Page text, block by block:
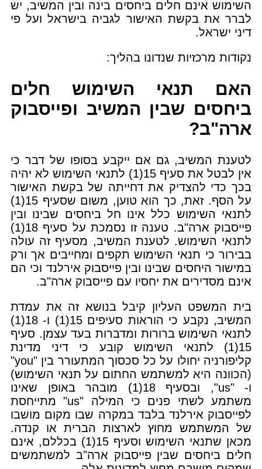
השימוש אינם חלים ביחסים בינה ובין המשיב, יש
לברר את בקשת האישור לגביה בישראל ועל פי
דיני ישראל.
נקודות מרכזיות שנדונו בהליך:
האם תנאי השימוש חלים
ביחסים שבין המשיב ופייסבוק
ארה"ב?
לטענת המשיב, גם אם ייקבע בסופו של דבר כי
אין לבטל את סעיף 15(1) לתנאי השימוש לא יהיה
בכך כדי להצדיק את דחייתה של בקשת האישור
על הסף. זאת, כך הוא טוען, משום שסעיף 15(1)
לתנאי השימוש כלל אינו חל ביחסים שבינו ובין
פייסבוק ארה"ב. טענה זו נסמכת על סעיף 18(1)
לתנאי השימוש. לטענת המשיב, מסעיף זה עולה
בבירור כי תנאי השימוש תקפים ומחייבים אך ורק
במישור היחסים שבינו ובין פייסבוק אירלנד וכי הם
אינם מסדירים את יחסיו עם פייסבוק ארה"ב.
בית המשפט העליון קיבל בנושא זה את עמדת
המשיב, נקבע כי הוראות סעיפים 15(1) ו- 18(1)
לתנאי השימוש ברורות ומדברות בעד עצמן. סעיף
15(1) לתנאי השימוש קובע כי דיני מדינת
קליפורניה יחולו על כל סכסוך המתעורר בין "you"
(הכוונה היא למשתמש החתום על תנאי השימוש)
ו- "us", ובסעיף 18(1) מובהר באופן שאינו
משתמע לשתי פנים כי המילה "us" מתייחסת
לפייסבוק אירלנד בלבד במקרה שבו מקום מושבו
של המשתמש מחוץ לארצות הברית או קנדה.
מכאן שתנאי השימוש וסעיף 15(1) בכללם, אינם
חלים ביחסים שבין פייסבוק ארה"ב למשתמשים